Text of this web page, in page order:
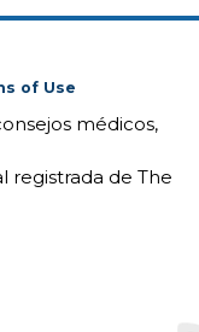
of Use
médicos,
registrada de The